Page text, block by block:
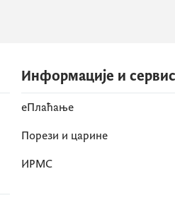
Информације и
eПлаћање
Порези и царине
ИРМС